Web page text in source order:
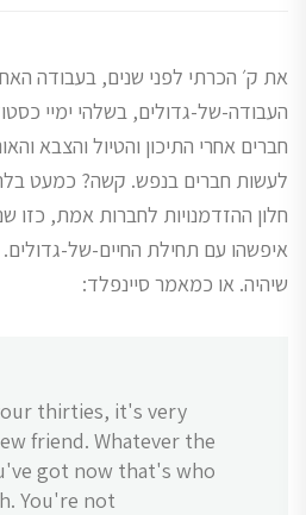
את ק׳ הכרתי לפני שנים, בעבודה
העבודה-של-גדולים, בשלהי ימיי
חברים אחרי התיכון והטיול והצבא
לעשות חברים בנפש. קשה? כמעט
חלון ההזדמנויות לחברות אמת, כזו
איפשהו עם תחילת החיים-של-
שיהיה. או כמאמר סיינפלד:
thirties, it's very
friend. Whatever the
got now that's who
You're not